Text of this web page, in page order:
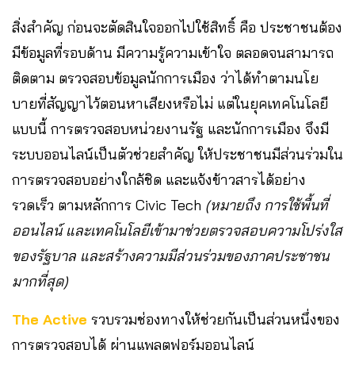
สิ่งสำคัญ ก่อนจะตัดสินใจออกไปใช้สิทธิ์ คือ ประชาชนต้อง
มีข้อมูลที่รอบด้าน มีความรู้ความเข้าใจ ตลอดจนสามารถ
ติดตาม ตรวจสอบข้อมูลนักการเมือง ว่าได้ทำตามนโย
บายที่สัญญาไว้ตอนหาเสียงหรือไม่ แต่ในยุคเทคโนโลยี
แบบนี้ การตรวจสอบหน่วยงานรัฐ และนักการเมือง จึงมี
ระบบออนไลน์เป็นตัวช่วยสำคัญ ให้ประชาชนมีส่วนร่วมใน
การตรวจสอบอย่างใกล้ชิด และแจ้งข้าวสารได้อย่าง
รวดเร็ว ตามหลักการ Civic Tech (หมายถึง การใช้พื้นที่
ออนไลน์ และเทคโนโลยีเข้ามาช่วยตรวจสอบความโปร่งใส
ของรัฐบาล และสร้างความมีส่วนร่วมของภาคประชาชน
มากที่สุด)
The Active รวบรวมช่องทางให้ช่วยกันเป็นส่วนหนึ่งของ
การตรวจสอบได้ ผ่านแพลตฟอร์มออนไลน์